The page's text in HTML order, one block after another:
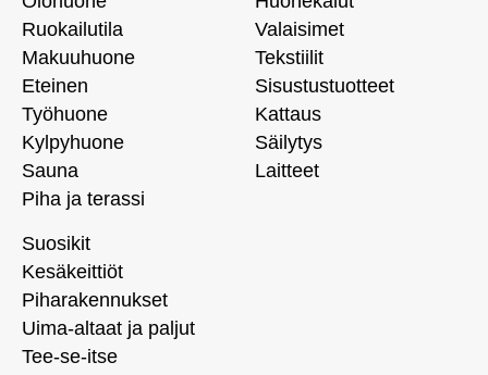
Ruokailutila
Makuuhuone
Eteinen
Työhuone
Kylpyhuone
Sauna
Piha ja terassi
Valaisimet
Tekstiilit
Sisustustuotteet
Kattaus
Säilytys
Laitteet
Suosikit
Kesäkeittiöt
Piharakennukset
Uima-altaat ja paljut
Tee-se-itse